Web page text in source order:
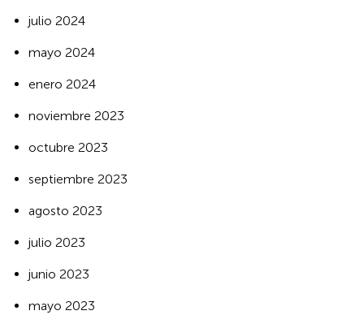
julio 2024
mayo 2024
enero 2024
noviembre 2023
octubre 2023
septiembre 2023
agosto 2023
julio 2023
junio 2023
mayo 2023